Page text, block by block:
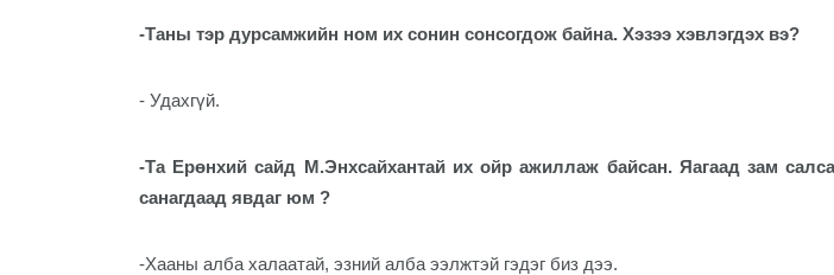
-Таны тэр дурсамжийн ном их сонин сонсогдож байна. Хэзээ хэвлэгдэх вэ?
- Удахгүй.
-Та Ерөнхий сайд М.Энхсайхантай их ойр ажиллаж байсан. Яагаад зам
санагдаад явдаг юм ?
-Хааны алба халаатай, эзний алба ээлжтэй гэдэг биз дээ.